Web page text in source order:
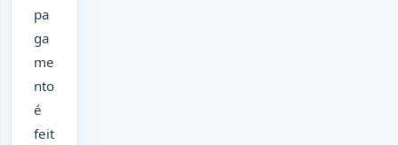
pa
ga
me
nto
é
feit